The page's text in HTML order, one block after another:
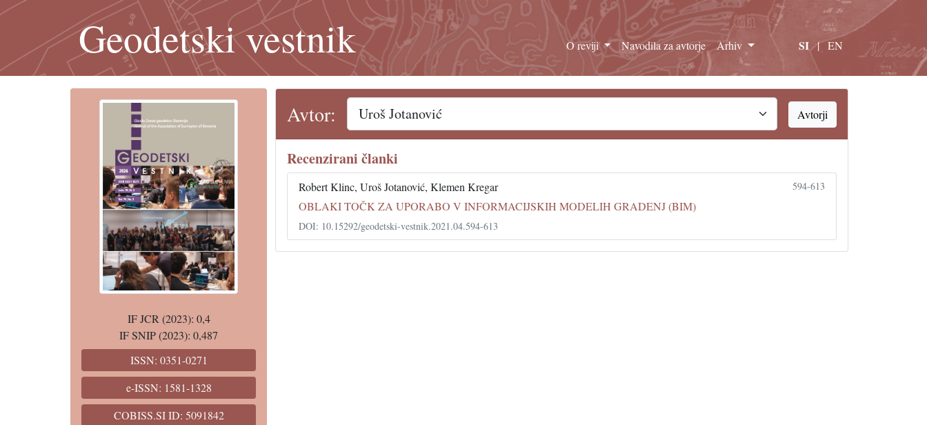
Geodetski vestnik O reviji Navodila za avtorje Arhiv SI | EN
IF JCR (2023): 0,4
IF SNIP (2023): 0,487
ISSN: 0351-0271
e-ISSN: 1581-1328
COBISS.SI ID: 5091842
Avtor: Avtorji
Recenzirani članki
Robert Klinc, Uroš Jotanović, Klemen Kregar 594-613
OBLAKI TOČK ZA UPORABO V INFORMACIJSKIH MODELIH GRADENJ (BIM)
DOI: 10.15292/geodetski-vestnik.2021.04.594-613